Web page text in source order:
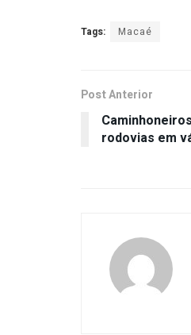
Tags: Macaé
Post Anterior
rodovias em